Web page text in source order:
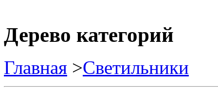
Дерево категорий
Главная >Светильники